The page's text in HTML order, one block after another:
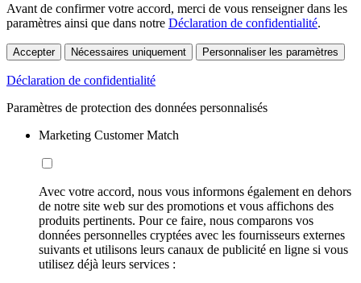
Avant de confirmer votre accord, merci de vous renseigner dans les
paramètres ainsi que dans notre Déclaration de confidentialité.
Accepter Nécessaires uniquement Personnaliser les paramètres
Déclaration de confidentialité
Paramètres de protection des données personnalisés
Marketing Customer Match
Avec votre accord, nous vous informons également en dehors
de notre site web sur des promotions et vous affichons des
produits pertinents. Pour ce faire, nous comparons vos
données personnelles cryptées avec les fournisseurs externes
suivants et utilisons leurs canaux de publicité en ligne si vous
utilisez déjà leurs services :